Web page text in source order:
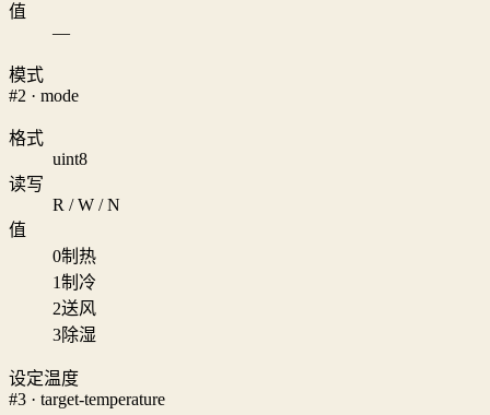
值
—
模式
#2 · mode
格式
uint8
读写
R / W / N
值
0制热
1制冷
2送风
3除湿
设定温度
#3 · target-temperature